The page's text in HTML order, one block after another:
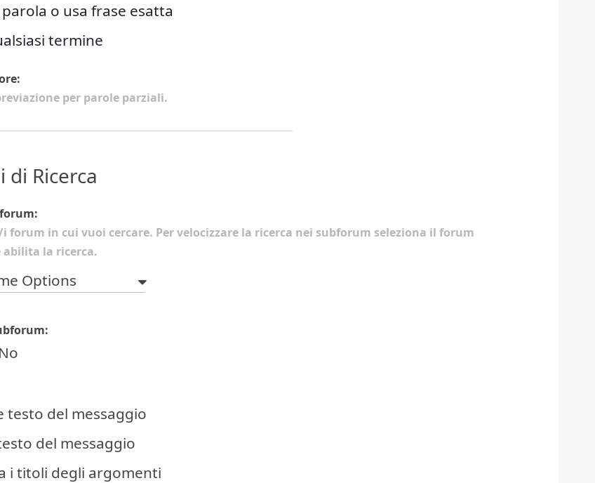
o usa frase esatta
termine
per parole parziali.
di Ricerca
i forum in cui vuoi cercare. Per velocizzare la ricerca nei subforum seleziona il forum
abilita la ricerca.
No
testo del messaggio
del messaggio
i titoli degli argomenti